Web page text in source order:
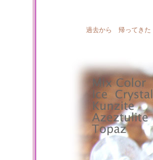
過去から 帰ってきた